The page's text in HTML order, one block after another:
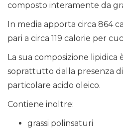
composto interamente da
In media apporta circa 864
pari a circa 119 calorie per
La sua composizione lipidica
soprattutto dalla presenza
particolare acido oleico.
Contiene inoltre:
grassi polinsaturi